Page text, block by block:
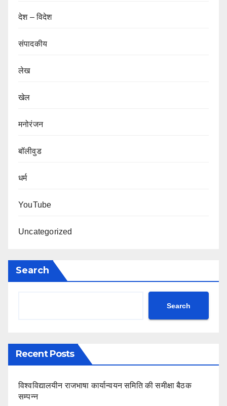
देश – विदेश
संपादकीय
लेख
खेल
मनोरंजन
बॉलीवुड
धर्म
YouTube
Uncategorized
Search
Search
Recent Posts
विश्वविद्यालयीन राजभाषा कार्यान्वयन समिति की समीक्षा बैठक
सम्पन्न